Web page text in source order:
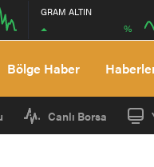
GRAM ALTIN
%
Bölge Haber
Canlı Borsa